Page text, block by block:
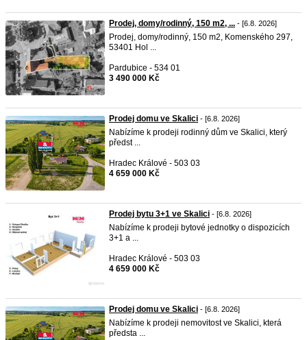
Prodej, domy/rodinný, 150 m2, ... - [6.8. 2026]
Prodej, domy/rodinný, 150 m2, Komenského 297,
53401 Hol ...
Pardubice - 534 01
3 490 000 Kč
Prodej domu ve Skalici - [6.8. 2026]
Nabízíme k prodeji rodinný dům ve Skalici, který
předst ...
Hradec Králové - 503 03
4 659 000 Kč
Prodej bytu 3+1 ve Skalici - [6.8. 2026]
Nabízíme k prodeji bytové jednotky o dispozicích
3+1 a ...
Hradec Králové - 503 03
4 659 000 Kč
Prodej domu ve Skalici - [6.8. 2026]
Nabízíme k prodeji nemovitost ve Skalici, která
předsta ...